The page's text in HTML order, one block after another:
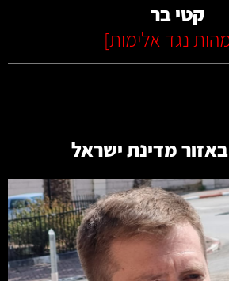
קטי בר
נגד אלימות]
מדינת ישראל